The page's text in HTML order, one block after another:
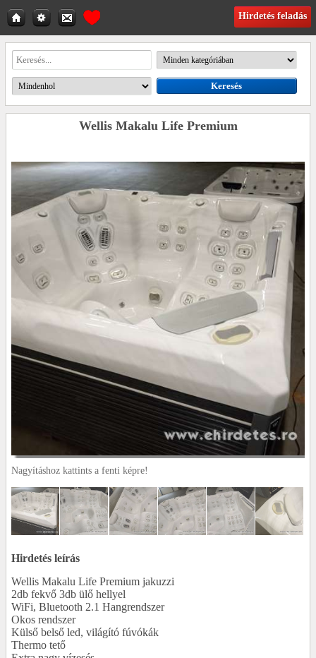
Hirdetés feladás
Wellis Makalu Life Premium
Nagyításhoz kattints a fenti képre!
Hirdetés leírás
Wellis Makalu Life Premium jakuzzi
2db fekvő 3db ülő hellyel
WiFi, Bluetooth 2.1 Hangrendszer
Okos rendszer
Külső belső led, világító fúvókák
Thermo tető